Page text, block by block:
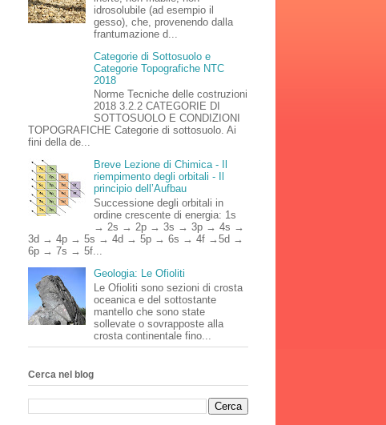
idrosolubile (ad esempio il
gesso), che, provenendo dalla
frantumazione d...
Categorie di Sottosuolo e
Categorie Topografiche NTC
2018
Norme Tecniche delle costruzioni
2018 3.2.2 CATEGORIE DI
SOTTOSUOLO E CONDIZIONI
TOPOGRAFICHE Categorie di sottosuolo. Ai
fini della de...
Breve Lezione di Chimica - Il
riempimento degli orbitali - Il
principio dell’Aufbau
Successione degli orbitali in
ordine crescente di energia: 1s
→ 2s → 2p → 3s → 3p → 4s →
3d → 4p → 5s → 4d → 5p → 6s → 4f →5d →
6p → 7s → 5f...
Geologia: Le Ofioliti
Le Ofioliti sono sezioni di crosta
oceanica e del sottostante
mantello che sono state
sollevate o sovrapposte alla
crosta continentale fino...
Cerca nel blog